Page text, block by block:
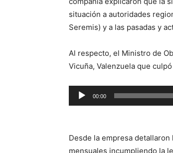
situación a autoridades
Seremis) y a las pasadas y
Al respecto, el Ministro de
Vicuña, Valenzuela que
Reproductor
de
00:00
Desde la empresa
mensuales incumpliendo la